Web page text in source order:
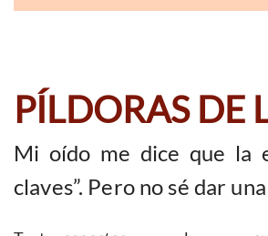
PÍLDORAS DE
Mi oído me dice que la
claves”. Pero no sé dar